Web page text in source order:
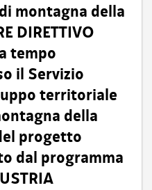
montagna della
DIRETTIVO
tempo
il Servizio
territoriale
della
progetto
dal programma